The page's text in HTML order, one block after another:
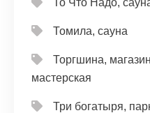
То Что Надо,
Томила, сауна
Торгшина,
мастерская
Три богатыря,